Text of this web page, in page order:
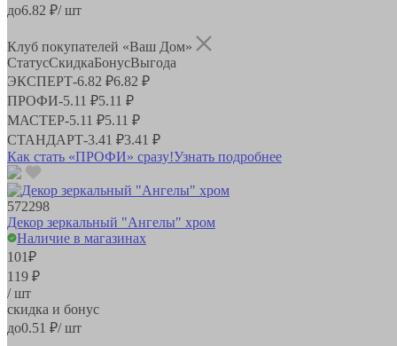
до6.82 ₽/ шт
Клуб покупателей «Ваш Дом»
СтатусСкидкаБонусВыгода
ЭКСПЕРТ-6.82 ₽6.82 ₽
ПРОФИ-5.11 ₽5.11 ₽
МАСТЕР-5.11 ₽5.11 ₽
СТАНДАРТ-3.41 ₽3.41 ₽
Как стать «ПРОФИ» сразу!Узнать подробнее
572298
Декор зеркальный "Ангелы" хром
Наличие в магазинах
101₽
119 ₽
/ шт
скидка и бонус
до0.51 ₽/ шт